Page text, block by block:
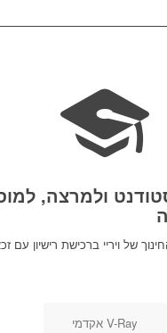
ולמרצה,
של ויריי ברכישת רישיון עם
V-Ray אקדמי